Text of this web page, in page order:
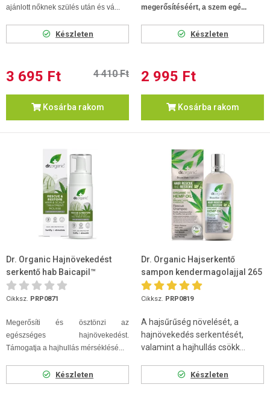
ajánlott nőknek szülés után és vá...
Készleten
3 695 Ft 4 410 Ft
Kosárba rakom
megerősítéséért, a szem egé...
Készleten
2 995 Ft
Kosárba rakom
Dr. Organic Hajnövekedést
serkentő hab Baicapil™
formulával és bio kender...
Cikksz. PRP0871
Megerősíti és ösztönzi az
egészséges hajnövekedést.
Támogatja a hajhullás mérséklésé...
Készleten
Dr. Organic Hajserkentő
sampon kendermagolajjal 265
ml
Cikksz. PRP0819
A hajsűrűség növelését, a
hajnövekedés serkentését,
valamint a hajhullás csökk...
Készleten